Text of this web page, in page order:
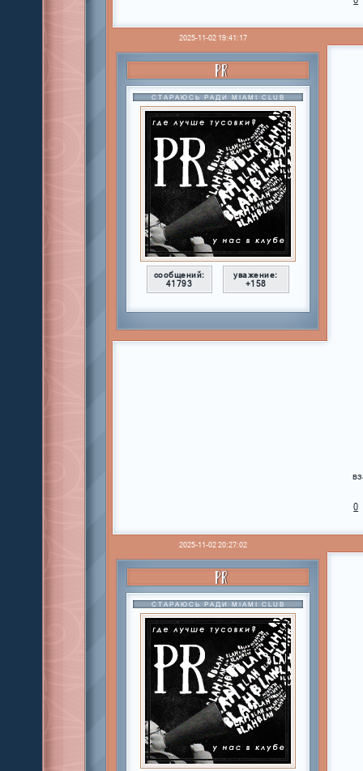
2025-11-02 19:41:17
PR
СТАРАЮСЬ РАДИ MIAMI CLUB
сообщений:
41793
уважение:
+158
0
2025-11-02 20:27:02
PR
СТАРАЮСЬ РАДИ MIAMI CLUB